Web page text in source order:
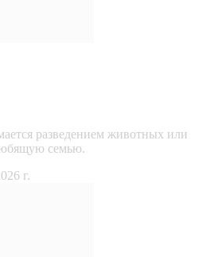
разведением животных или
семью.
г.